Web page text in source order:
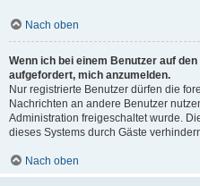
Nach oben
Wenn ich bei einem Benutzer auf
aufgefordert, mich anzumelden.
Nur registrierte Benutzer dürfen die
Nachrichten an andere Benutzer
Administration freigeschaltet wurde.
dieses Systems durch Gäste
Nach oben